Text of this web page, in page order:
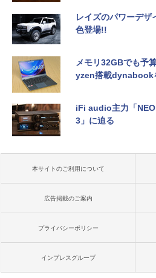
レイズのパワーデザ
色登場!!
メモリ32GBでも予
yzen搭載dynabook
iFi audio主力「
3」に迫る
本サイトのご利用について
広告掲載のご案内
プライバシーポリシー
インプレスグループ